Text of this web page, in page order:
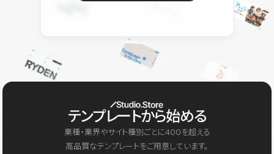
テンプレートから始める
業種・業界やサイト種別ごとに400を超える
高品質なテンプレートをご用意しています。